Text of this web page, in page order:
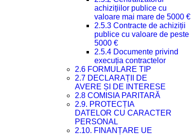
achizițiilor publice cu
valoare mai mare de 5000 €
2.5.3 Contracte de achiziții
publice cu valoare de peste
5000 €
2.5.4 Documente privind
execuția contractelor
2.6 FORMULARE TIP
2.7 DECLARAȚII DE
AVERE ȘI DE INTERESE
2.8 COMISIA PARITARĂ
2.9. PROTECȚIA
DATELOR CU CARACTER
PERSONAL
2.10. FINANȚARE UE